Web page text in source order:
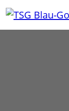
Direkt zur
Direkt zum Inhalt